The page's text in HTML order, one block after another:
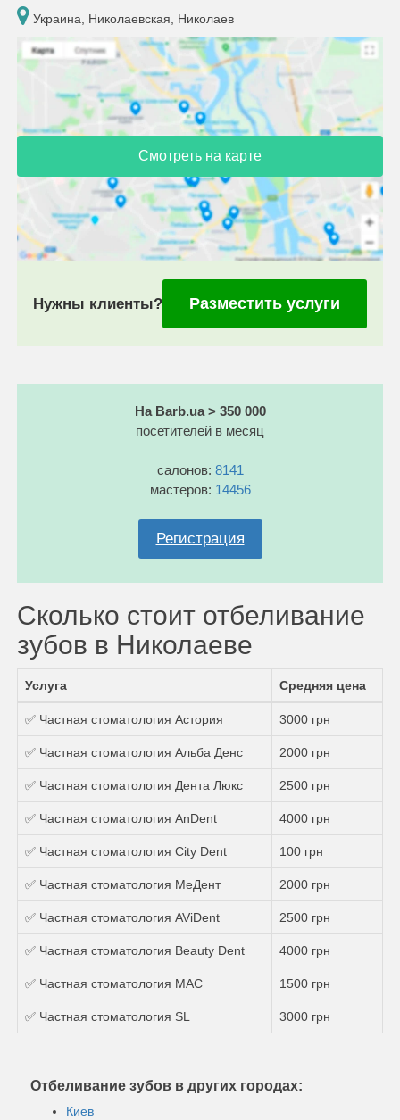
Украина, Николаевская, Николаев
Смотреть на карте
Нужны клиенты? Разместить услуги
На Barb.ua > 350 000
посетителей в месяц
салонов: 8141
мастеров: 14456
Регистрация
Сколько стоит отбеливание
зубов в Николаеве
Услуга Средняя цена
✅ Частная стоматология Астория 3000 грн
✅ Частная стоматология Альба Денс 2000 грн
✅ Частная стоматология Дента Люкс 2500 грн
✅ Частная стоматология AnDent 4000 грн
✅ Частная стоматология City Dent 100 грн
✅ Частная стоматология МеДент 2000 грн
✅ Частная стоматология AViDent 2500 грн
✅ Частная стоматология Beauty Dent 4000 грн
✅ Частная стоматология МАС 1500 грн
✅ Частная стоматология SL 3000 грн
Отбеливание зубов в других городах:
Киев